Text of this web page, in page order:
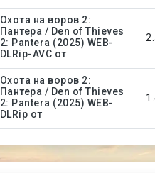
Охота на воров 2:
Пантера / Den of Thieves
2: Pantera (2025) WEB-
DLRip-AVC от
Охота на воров 2:
Пантера / Den of Thieves
2: Pantera (2025) WEB-
DLRip от